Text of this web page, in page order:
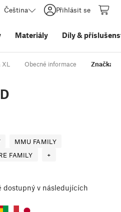
Čeština Přihlásit se
Materiály Díly&
Obecné informace Značka
MMU FAMILY
FAMILY +
dostupný v následujících